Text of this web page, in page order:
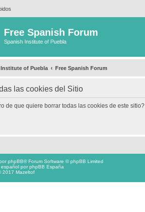
Free Spanish Forum
Spanish Institute of Puebla
of Puebla Free Spanish Forum
las cookies del Sitio
de que quiere borrar todas las cookies de este sitio?
phpBB® Forum Software © phpBB Limited
español porphpBB España
2017 Mazeltof